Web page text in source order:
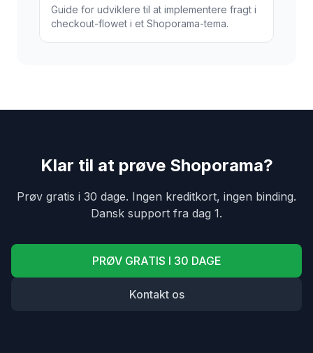
Guide for udviklere til at implementere fragt i
checkout-flowet i et Shoporama-tema.
Klar til at prøve Shoporama?
Prøv gratis i 30 dage. Ingen kreditkort, ingen binding.
Dansk support fra dag 1.
PRØV GRATIS I 30 DAGE
Kontakt os